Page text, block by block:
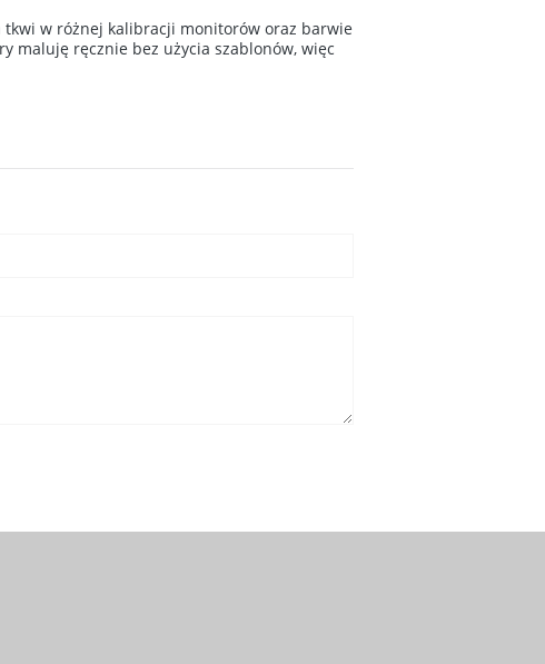
tkwi w różnej kalibracji monitorów oraz barwie
maluję ręcznie bez użycia szablonów, więc